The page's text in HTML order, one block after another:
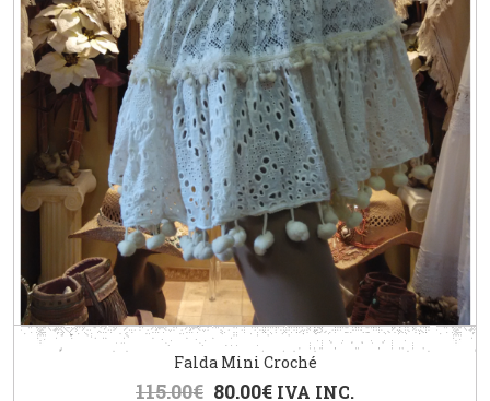
Falda Mini Croché
115.00€ 80.00€ IVA INC.